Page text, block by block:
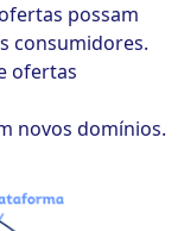
possam
consumidores.
ofertas
novos domínios.